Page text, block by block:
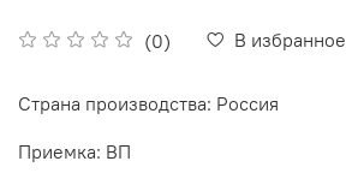
(0) В избранное
Страна производства: Россия
Приемка: ВП